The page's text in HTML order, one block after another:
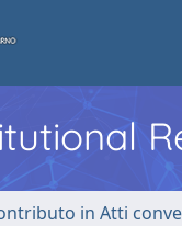
in Atti